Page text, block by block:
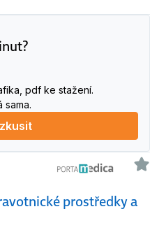
pdf ke stažení.
sama.
prostředky a